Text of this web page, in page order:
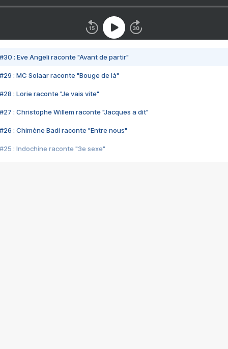
#30 : Eve Angeli raconte "Avant de partir"
#29 : MC Solaar raconte "Bouge de là"
#28 : Lorie raconte "Je vais vite"
#27 : Christophe Willem raconte "Jacques a dit"
#26 : Chimène Badi raconte "Entre nous"
#25 : Indochine raconte "3e sexe"